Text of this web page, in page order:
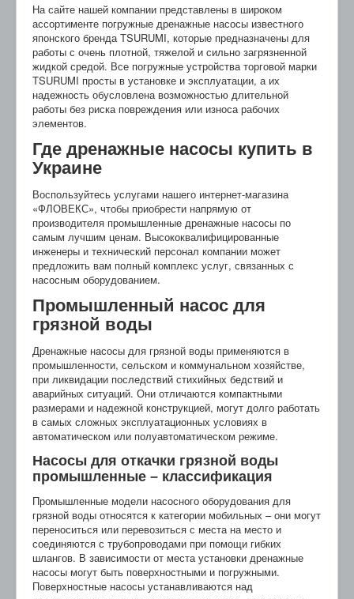
На сайте нашей компании представлены в широком
ассортименте погружные дренажные насосы известного
японского бренда TSURUMI, которые предназначены для
работы с очень плотной, тяжелой и сильно загрязненной
жидкой средой. Все погружные устройства торговой марки
TSURUMI просты в установке и эксплуатации, а их
надежность обусловлена возможностью длительной
работы без риска повреждения или износа рабочих
элементов.
Где дренажные насосы купить в
Украине
Воспользуйтесь услугами нашего интернет-магазина
«ФЛОВЕКС», чтобы приобрести напрямую от
производителя промышленные дренажные насосы по
самым лучшим ценам. Высококвалифицированные
инженеры и технический персонал компании может
предложить вам полный комплекс услуг, связанных с
насосным оборудованием.
Промышленный насос для
грязной воды
Дренажные насосы для грязной воды применяются в
промышленности, сельском и коммунальном хозяйстве,
при ликвидации последствий стихийных бедствий и
аварийных ситуаций. Они отличаются компактными
размерами и надежной конструкцией, могут долго работать
в самых сложных эксплуатационных условиях в
автоматическом или полуавтоматическом режиме.
Насосы для откачки грязной воды
промышленные – классификация
Промышленные модели насосного оборудования для
грязной воды относятся к категории мобильных – они могут
переноситься или перевозиться с места на место и
соединяются с трубопроводами при помощи гибких
шлангов. В зависимости от места установки дренажные
насосы могут быть поверхностными и погружными.
Поверхностные насосы устанавливаются над